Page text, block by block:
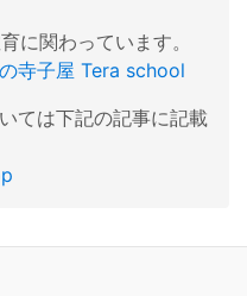
に関わっています。
寺子屋 Tera school
ては下記の記事に記載